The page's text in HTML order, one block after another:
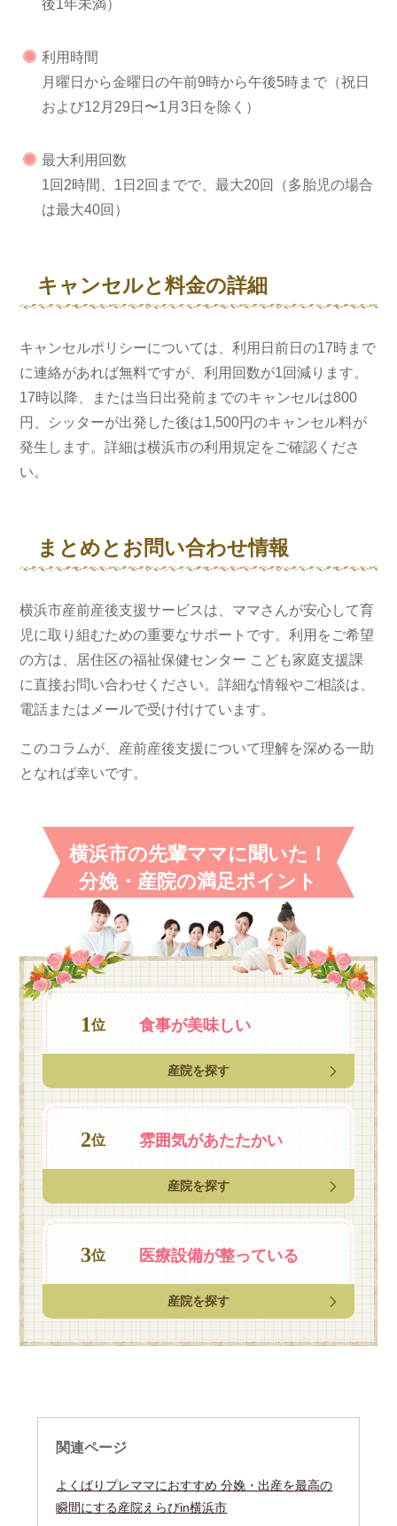
後1年未満）
利用時間
月曜日から金曜日の午前9時から午後5時まで（祝日
および12月29日〜1月3日を除く）
最大利用回数
1回2時間、1日2回までで、最大20回（多胎児の場合
は最大40回）
キャンセルと料金の詳細
キャンセルポリシーについては、利用日前日の17時まで
に連絡があれば無料ですが、利用回数が1回減ります。
17時以降、または当日出発前までのキャンセルは800
円、シッターが出発した後は1,500円のキャンセル料が
発生します。詳細は横浜市の利用規定をご確認くださ
い。
まとめとお問い合わせ情報
横浜市産前産後支援サービスは、ママさんが安心して育
児に取り組むための重要なサポートです。利用をご希望
の方は、居住区の福祉保健センター こども家庭支援課
に直接お問い合わせください。詳細な情報やご相談は、
電話またはメールで受け付けています。
このコラムが、産前産後支援について理解を深める一助
となれば幸いです。
横浜市の先輩ママに聞いた！
分娩・産院の満足ポイント
1位 食事が美味しい
産院を探す
2位 雰囲気があたたかい
産院を探す
3位 医療設備が整っている
産院を探す
関連ページ
よくばりプレママにおすすめ 分娩・出産を最高の
瞬間にする産院えらびin横浜市